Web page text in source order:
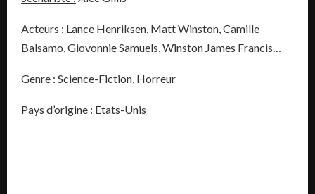
Acteurs : Lance Henriksen, Matt Winston, Camille
Balsamo, Giovonnie Samuels, Winston James Francis…
Genre : Science-Fiction, Horreur
Pays d’origine : Etats-Unis